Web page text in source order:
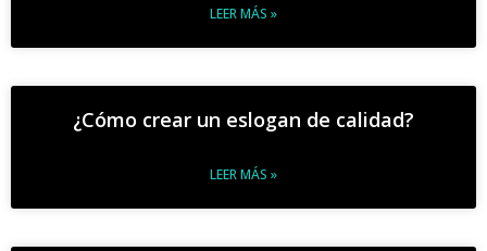
LEER MÁS »
¿Cómo crear un eslogan de calidad?
LEER MÁS »